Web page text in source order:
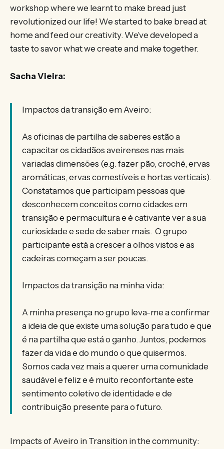
workshop where we learnt to make bread just
revolutionized our life! We started to bake bread at
home and feed our creativity. We’ve developed a
taste to savor what we create and make together.
Sacha Vieira:
Impactos da transição em Aveiro:
As oficinas de partilha de saberes estão a
capacitar os cidadãos aveirenses nas mais
variadas dimensões (e.g. fazer pão, croché, ervas
aromáticas, ervas comestíveis e hortas verticais).
Constatamos que participam pessoas que
desconhecem conceitos como cidades em
transição e permacultura e é cativante ver a sua
curiosidade e sede de saber mais. O grupo
participante está a crescer a olhos vistos e as
cadeiras começam a ser poucas.
Impactos da transição na minha vida:
A minha presença no grupo leva-me a confirmar
a ideia de que existe uma solução para tudo e que
é na partilha que está o ganho. Juntos, podemos
fazer da vida e do mundo o que quisermos.
Somos cada vez mais a querer uma comunidade
saudável e feliz e é muito reconfortante este
sentimento coletivo de identidade e de
contribuição presente para o futuro.
Impacts of Aveiro in Transition in the community: